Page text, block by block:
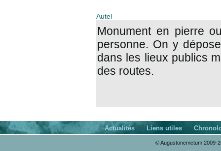
Autel
Monument en pierre
personne. On y
dans les lieux publics
des routes.
Actualités Liens utiles
© Augustonemetum 2009-